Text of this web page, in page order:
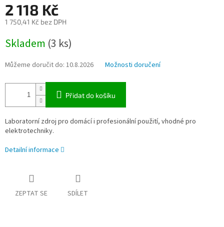
2 118 Kč
1 750,41 Kč bez DPH
cena:
Skladem (3 ks)
Můžeme doručit do: 10.8.2026 Možnosti doručení
Přidat do košíku
Laboratorní zdroj pro domácí i profesionální použití, vhodné pro
elektrotechniky.
Detailní informace
ZEPTAT SE SDÍLET